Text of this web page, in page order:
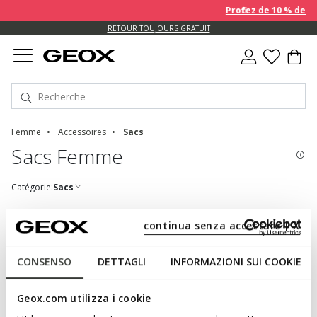
CONSENSO DETTAGLI INFORMAZIONI SUI COOKIE
Geox.com utilizza i cookie
continua senza accettare | X
Profitez de 10 % de
RETOUR TOUJOURS GRATUIT
Femme Accessoires Sacs
Sacs Femme
Catégorie:Sacs
GEOX SONT ADAPTÉS À TOUTES LES
OCCASIONS